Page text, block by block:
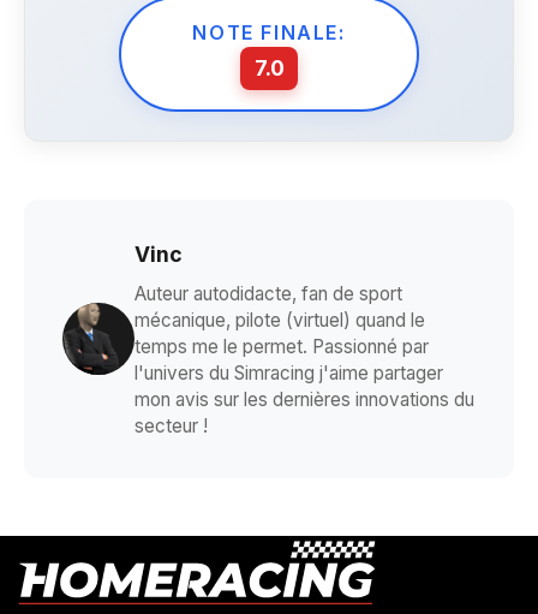
NOTE FINALE:
7.0
Vinc
Auteur autodidacte, fan de sport
mécanique, pilote (virtuel) quand le
temps me le permet. Passionné par
l'univers du Simracing j'aime partager
mon avis sur les dernières innovations du
secteur !